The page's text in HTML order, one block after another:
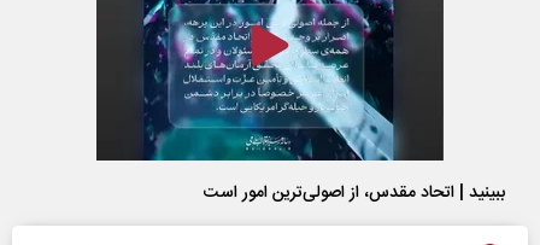
ببینید | اتحاد مقدس، از اصولی‌ترین امور است